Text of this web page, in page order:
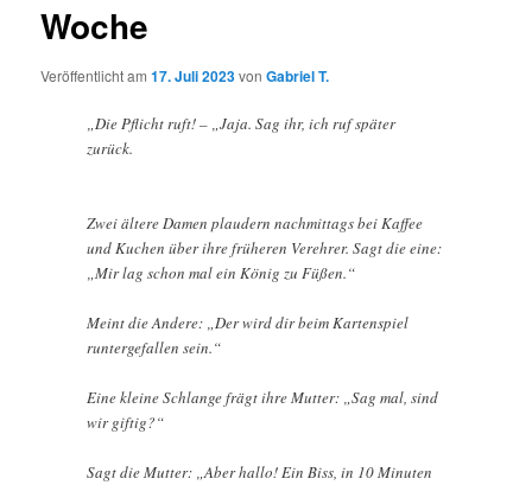
Woche
Veröffentlicht am17. Juli 2023vonGabriel T.
„Die Pflicht ruft! – „Jaja. Sag ihr, ich ruf später
zurück.
Zwei ältere Damen plaudern nachmittags bei Kaffee
und Kuchen über ihre früheren Verehrer. Sagt die eine:
„Mir lag schon mal ein König zu Füßen.“
Meint die Andere: „Der wird dir beim Kartenspiel
runtergefallen sein.“
Eine kleine Schlange frägt ihre Mutter: „Sag mal, sind
wir giftig?“
Sagt die Mutter: „Aber hallo! Ein Biss, in 10 Minuten